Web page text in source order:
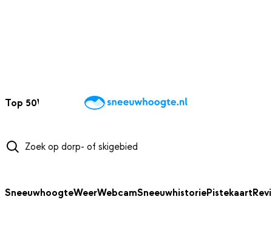
Top 50Webcams WintersportweerKaarten
SneeuwhoogteWeerWebcamSneeuwhistoriePistekaart